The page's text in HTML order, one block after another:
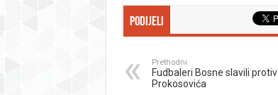
Podijeli
Prethodni
Fudbaleri Bosne slavili protiv
Prokosovića